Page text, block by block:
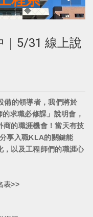
｜5/31 線上說
備的領導者，我們將於
求職必修課」說明會，
商的職涯機會！當天有技
享入職KLA的關鍵能
，以及工程師們的職涯心
表>>